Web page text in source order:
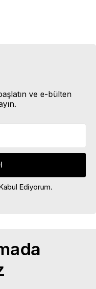
ve e-bülten
Ediyorum.